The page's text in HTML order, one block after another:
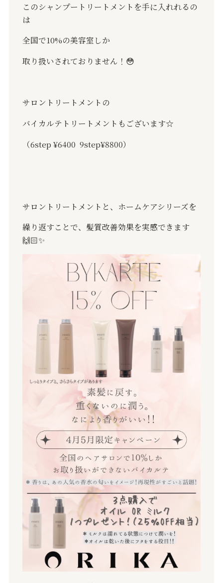
このシャンプートリートメントを手に入れれるの
は
全国で10%の美容室しか
取り扱いされておりません！ 😳
サロントリートメントの
バイカルテトリートメントもございます☆
（6step ¥6400 9step¥8800）
サロントリートメントと、ホームケアシリーズを
繰り返すことで、髪質改善効果を実感できます
🙌🏻✨